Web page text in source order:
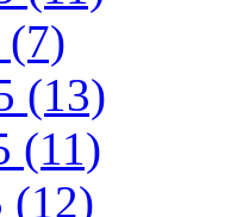
(7)
(13)
(11)
(12)